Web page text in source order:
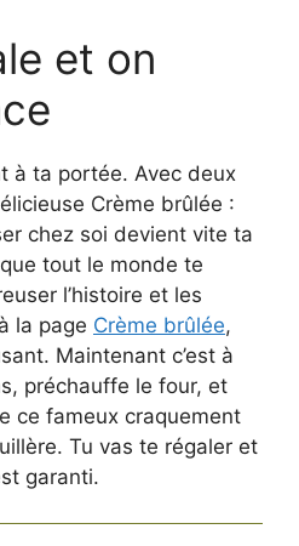
et on
à ta portée. Avec deux
Crème brûlée :
chez soi devient vite ta
tout le monde te
l’histoire et les
la page Crème brûlée,
Maintenant c’est à
préchauffe le four, et
ce fameux craquement
Tu vas te régaler et
garanti.